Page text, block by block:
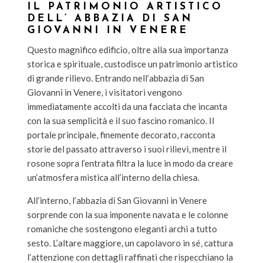
IL PATRIMONIO ARTISTICO
DELL’ ABBAZIA DI SAN
GIOVANNI IN VENERE
Questo magnifico edificio, oltre alla sua importanza
storica e spirituale, custodisce un patrimonio artistico
di grande rilievo. Entrando nell’abbazia di San
Giovanni in Venere, i visitatori vengono
immediatamente accolti da una facciata che incanta
con la sua semplicità e il suo fascino romanico. Il
portale principale, finemente decorato, racconta
storie del passato attraverso i suoi rilievi, mentre il
rosone sopra l’entrata filtra la luce in modo da creare
un’atmosfera mistica all’interno della chiesa.
All’interno, l’abbazia di San Giovanni in Venere
sorprende con la sua imponente navata e le colonne
romaniche che sostengono eleganti archi a tutto
sesto. L’altare maggiore, un capolavoro in sé, cattura
l’attenzione con dettagli raffinati che rispecchiano la